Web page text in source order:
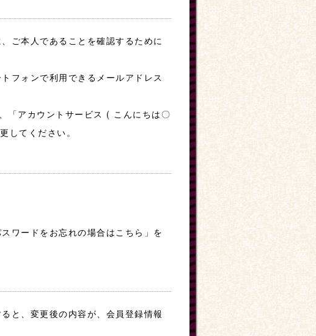
ご本人であることを確認するために
フォンで利用できるメールアドレス
「アカウントサービス ( こんにちは〇
してください。
ワードをお忘れの場合はこちら」を
と、変更後の内容が、会員登録情報